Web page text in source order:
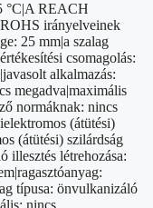
°C|A REACH
irányelveinek
25 mm|a szalag
csomagolás:
alkalmazás:
megadva|maximális
normáknak: nincs
(átütési)
(átütési) szilárdság
illesztés létrehozása:
típusa: önvulkanizáló